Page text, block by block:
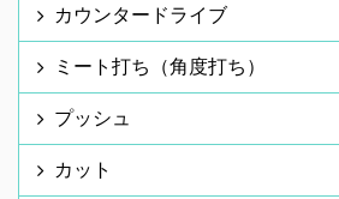
カウンタードライブ
ミート打ち（角度打ち）
プッシュ
カット